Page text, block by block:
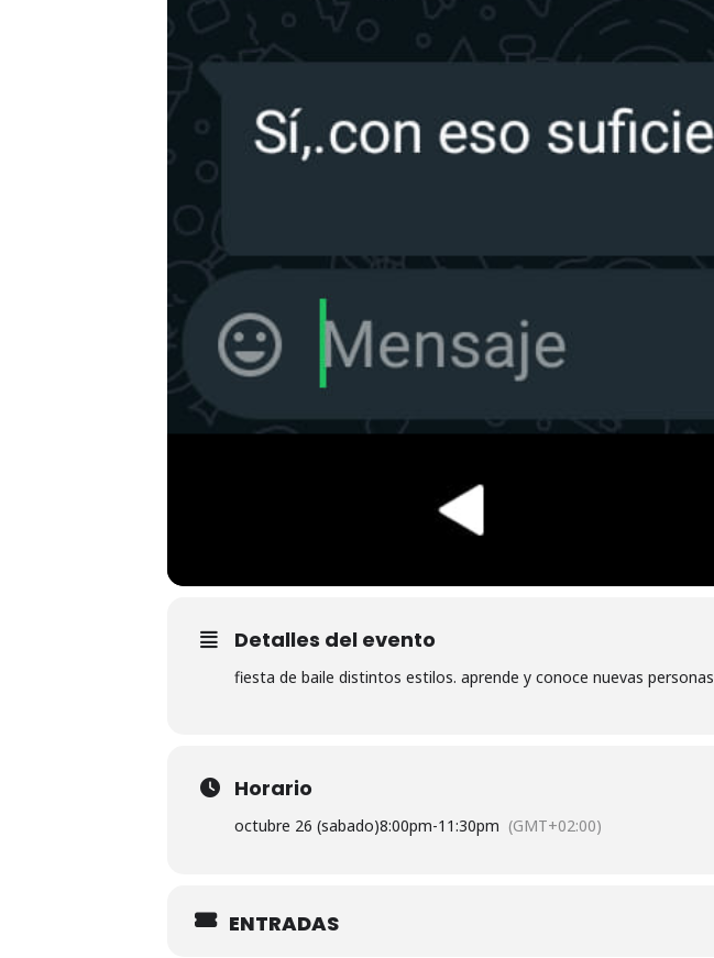
Detalles del evento
fiesta de baile distintos estilos. aprende y conoce nuevas personas
Horario
octubre 26 (sabado)8:00pm-11:30pm (GMT+02:00)
ENTRADAS